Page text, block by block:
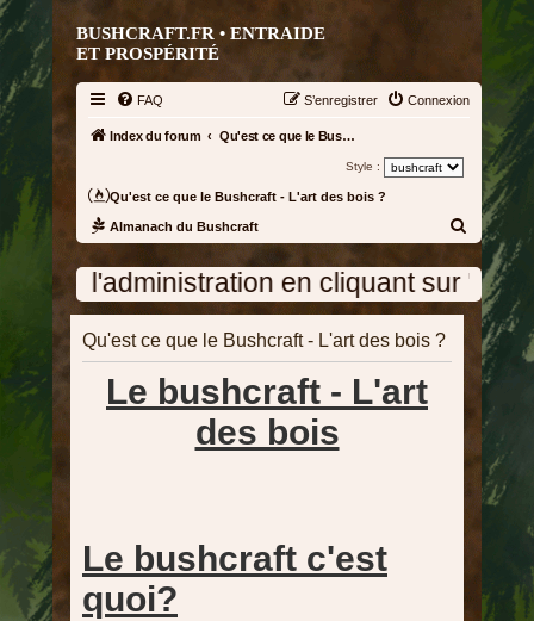
BUSHCRAFT.FR • ENTRAIDE
ET PROSPÉRITÉ
FAQ Connexion
S’enregistrer
Index du forum Qu'est ce que le Bushcraft - L'art des bois ?
Style :
Qu'est ce que le Bushcraft - L'art des bois ?
Almanach du Bushcraft
c
e
en cliquant sur "Nous
Qu'est ce que le Bushcraft - L'art des bois ?
Le bushcraft - L'art
des bois
Le bushcraft c'est
quoi?